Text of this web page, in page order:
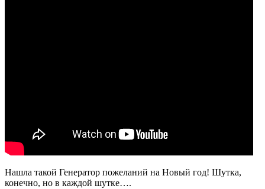
Нашла такой Генератор пожеланий на Новый год! Шутка,
конечно, но в каждой шутке….